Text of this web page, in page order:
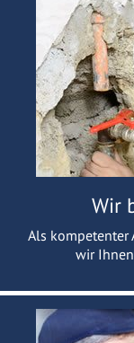
Wir
Als kompetenter
wir